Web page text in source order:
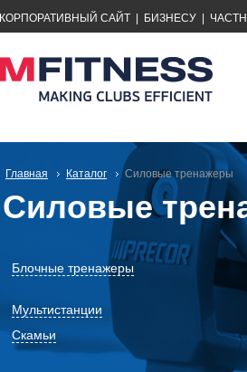
КОРПОРАТИВНЫЙ САЙТ БИЗНЕСУ
Главная Каталог Силовые тренажеры
Силовые
Блочные тренажеры
Мультистанции
Скамьи